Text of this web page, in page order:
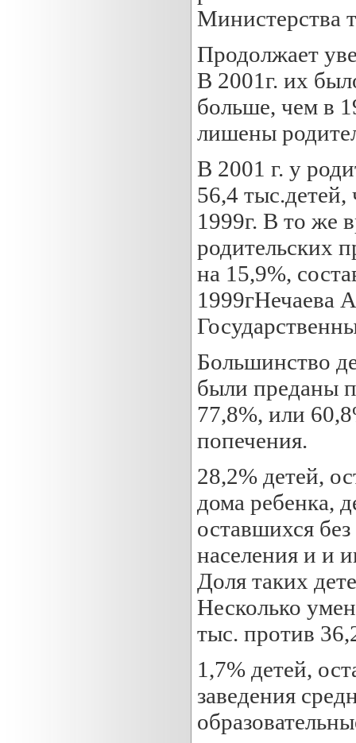
Министерства
Продолжает
В 2001г. их
больше, чем в
лишены
В 2001 г. у
56,4
1999г. В то же
родительских
на 15,9%,
1999гНечаева
Большинство
были преданы
77,8%, или
попечения.
28,2% детей,
дома ребенка,
оставшихся
населения и и
Доля таких
Несколько
тыс. против
1,7% детей,
заведения